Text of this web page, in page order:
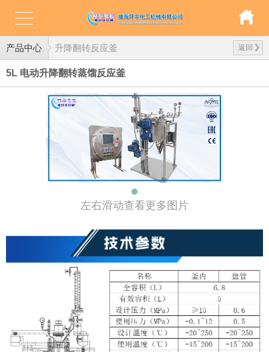
产品中心 返回
升降翻转反应釜
5L 电动升降翻转蒸馏反应釜
左右滑动查看更多图片